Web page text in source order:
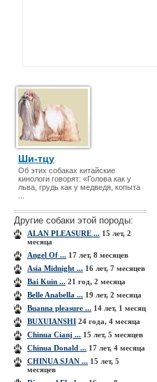
Ши-тцу
Об этих собаках китайские
кинологи говорят: «Голова как у
льва, грудь как у медведя, копыта
Другие собаки этой породы:
ALAN PLEASURE ... 15 лет, 2
месяца
Angel Of ... 17 лет, 8 месяцев
Asia Midnight ... 16 лет, 7 месяцев
Bai Kuin ... 21 год, 2 месяца
Belle Anabella ... 19 лет, 2 месяца
Buanna pleasure ... 14 лет, 1 месяц
BUXUIANSHI 24 года, 4 месяца
Chinua Cianj ... 15 лет, 5 месяцев
Chinua Donald ... 17 лет, 4 месяца
CHINUA SJAN ... 15 лет, 5
месяцев